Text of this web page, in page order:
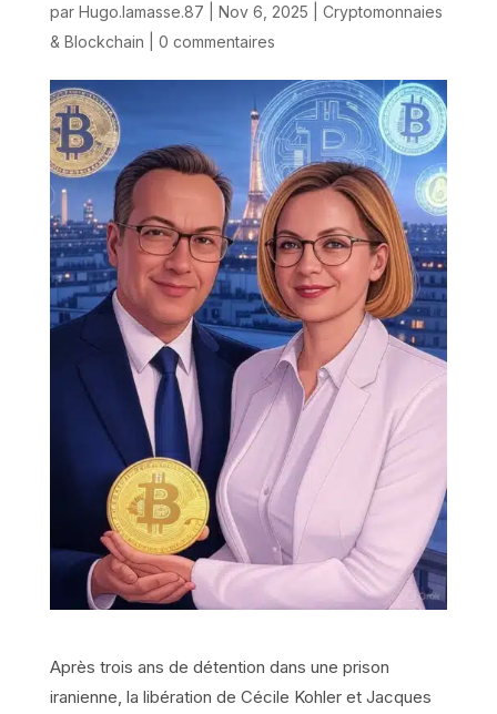
par Hugo.lamasse.87 Nov 6, 2025
Cryptomonnaies
& Blockchain
0 commentaires
Après trois ans de détention dans une prison
iranienne, la libération de Cécile Kohler et Jacques